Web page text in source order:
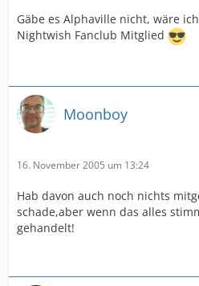
Gäbe es Alphaville nicht, wäre
Nightwish Fanclub Mitglied
Moonboy
16. November 2005 um 13:24
Hab davon auch noch nichts
schade,aber wenn das alles
gehandelt!